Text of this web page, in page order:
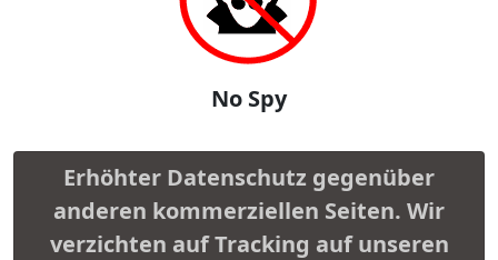
No Spy
Erhöhter Datenschutz gegenüber
anderen kommerziellen Seiten. Wir
verzichten auf Tracking auf unseren